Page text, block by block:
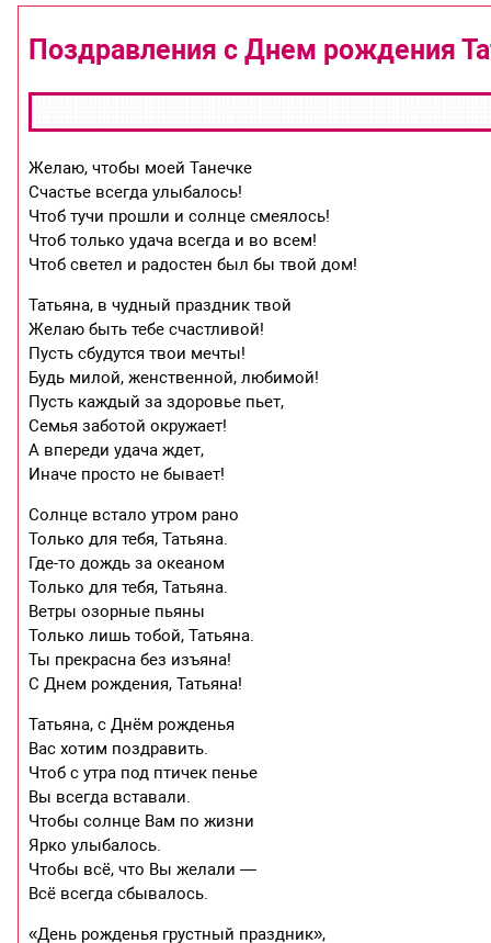
Поздравления с Днем рождения
Желаю, чтобы моей Танечке
Счастье всегда улыбалось!
Чтоб тучи прошли и солнце смеялось!
Чтоб только удача всегда и во всем!
Чтоб светел и радостен был бы твой дом!
Татьяна, в чудный праздник твой
Желаю быть тебе счастливой!
Пусть сбудутся твои мечты!
Будь милой, женственной, любимой!
Пусть каждый за здоровье пьет,
Семья заботой окружает!
А впереди удача ждет,
Иначе просто не бывает!
Солнце встало утром рано
Только для тебя, Татьяна.
Где-то дождь за океаном
Только для тебя, Татьяна.
Ветры озорные пьяны
Только лишь тобой, Татьяна.
Ты прекрасна без изъяна!
С Днем рождения, Татьяна!
Татьяна, с Днём рожденья
Вас хотим поздравить.
Чтоб с утра под птичек пенье
Вы всегда вставали.
Чтобы солнце Вам по жизни
Ярко улыбалось.
Чтобы всё, что Вы желали —
Всё всегда сбывалось.
«День рожденья грустный праздник»,